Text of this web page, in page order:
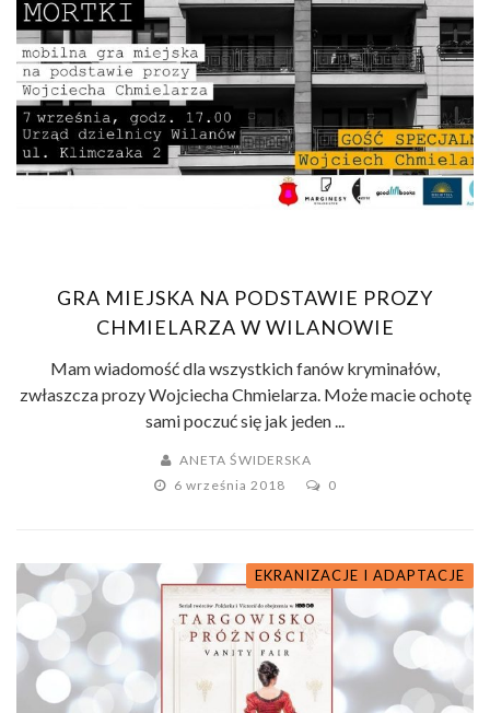
GRA MIEJSKA NA PODSTAWIE PROZY
CHMIELARZA W WILANOWIE
Mam wiadomość dla wszystkich fanów kryminałów,
zwłaszcza prozy Wojciecha Chmielarza. Może macie ochotę
sami poczuć się jak jeden ...
ANETA ŚWIDERSKA
6 września 2018
0
EKRANIZACJE I ADAPTACJE